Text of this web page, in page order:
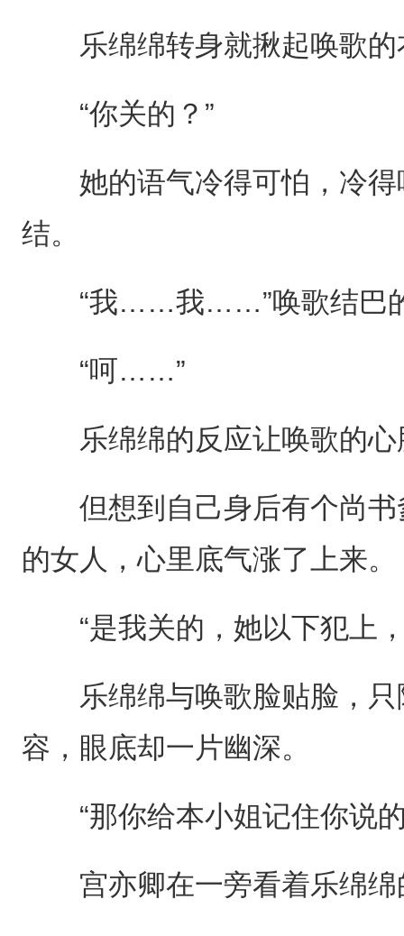
乐绵绵转身就揪起唤歌的
“你关的？”
她的语气冷得可怕，冷得
结。
“我……我……”唤歌结巴的
“呵……”
乐绵绵的反应让唤歌的心
但想到自己身后有个尚书
的女人，心里底气涨了上来。
“是我关的，她以下犯上，
乐绵绵与唤歌脸贴脸，只
容，眼底却一片幽深。
“那你给本小姐记住你说的
宫亦卿在一旁看着乐绵绵